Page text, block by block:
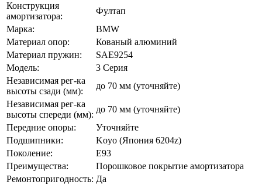
Конструкция
амортизатора:
Фултап
Марка:
BMW
Материал опор:
Кованый алюминий
Материал пружин:
SAE9254
Модель:
3 Серия
Независимая рег-ка
высоты сзади (мм):
до 70 мм (уточняйте)
Независимая рег-ка
высоты спереди (мм):
до 70 мм (уточняйте)
Передние опоры:
Уточняйте
Подшипники:
Koyo (Япония 6204z)
Поколение:
E93
Преимущества:
Порошковое покрытие амортизатора
Ремонтопригодность: Да